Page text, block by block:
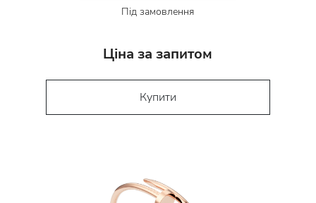
Під замовлення
Ціна за запитом
Купити